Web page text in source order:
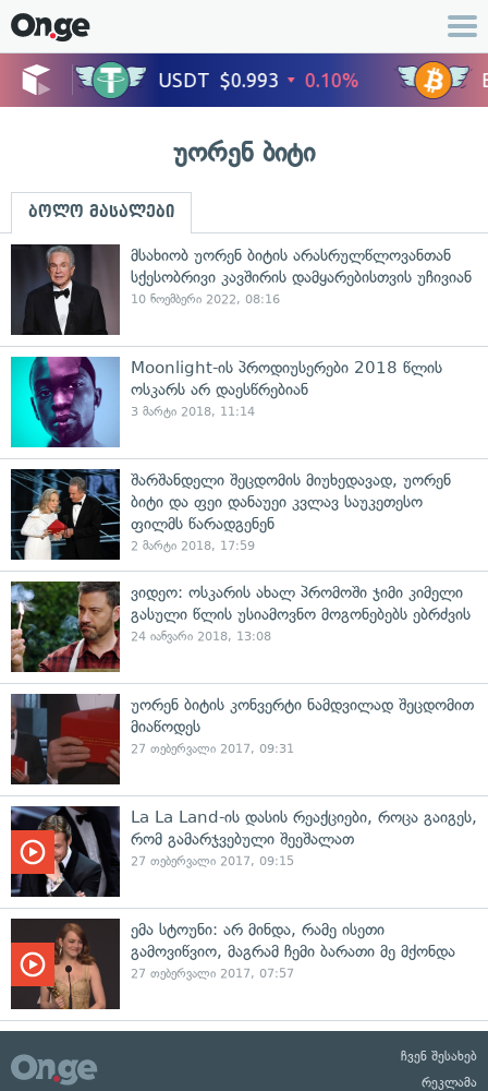
უორენ ბიტი
ბოლო მასალები
მსახიობ უორენ ბიტის არასრულწლოვანთან
სქესობრივი კავშირის დამყარებისთვის უჩივიან
10 ნოემბერი 2022, 08:16
Moonlight-ის პროდიუსერები 2018 წლის
ოსკარს არ დაესწრებიან
3 მარტი 2018, 11:14
შარშანდელი შეცდომის მიუხედავად, უორენ
ბიტი და ფეი დანაუეი კვლავ საუკეთესო
ფილმს წარადგენენ
2 მარტი 2018, 17:59
ვიდეო: ოსკარის ახალ პრომოში ჯიმი კიმელი
გასული წლის უსიამოვნო მოგონებებს ებრძვის
24 იანვარი 2018, 13:08
უორენ ბიტის კონვერტი ნამდვილად შეცდომით
მიაწოდეს
27 თებერვალი 2017, 09:31
La La Land-ის დასის რეაქციები, როცა გაიგეს,
რომ გამარჯვებული შეეშალათ
27 თებერვალი 2017, 09:15
ემა სტოუნი: არ მინდა, რამე ისეთი
გამოვიწვიო, მაგრამ ჩემი ბარათი მე მქონდა
27 თებერვალი 2017, 07:57
ჩვენ შესახებ
რეკლამა